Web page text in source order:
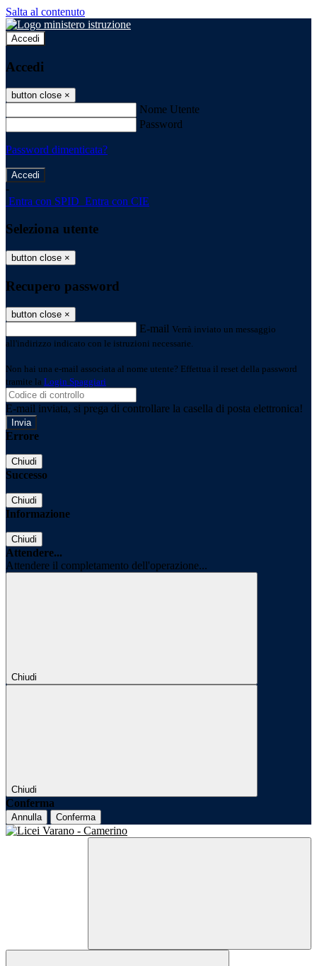
Salta al contenuto
Accedi
Accedi
button close ×
Nome Utente
Password
Password dimenticata?
-
Entra con SPID Entra con CIE
Seleziona utente
button close ×
Recupero password
button close ×
E-mail Verrà inviato un messaggio
all'indirizzo indicato con le istruzioni necessarie.
Non hai una e-mail associata al nome utente? Effettua il reset della password
tramite la Login Spaggiari
E-mail inviata, si prega di controllare la casella di posta elettronica!
Errore
Chiudi
Successo
Chiudi
Informazione
Chiudi
Attendere...
Attendere il completamento dell'operazione...
Chiudi
Chiudi
Conferma
Annulla Conferma